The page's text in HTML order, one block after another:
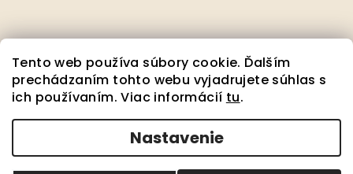
Tento web používa súbory cookie. Ďalším
prechádzaním tohto webu vyjadrujete súhlas s
ich používaním. Viac informácií tu.
Nastavenie
Facebook
Pedante s.r.o.. Všetky práva